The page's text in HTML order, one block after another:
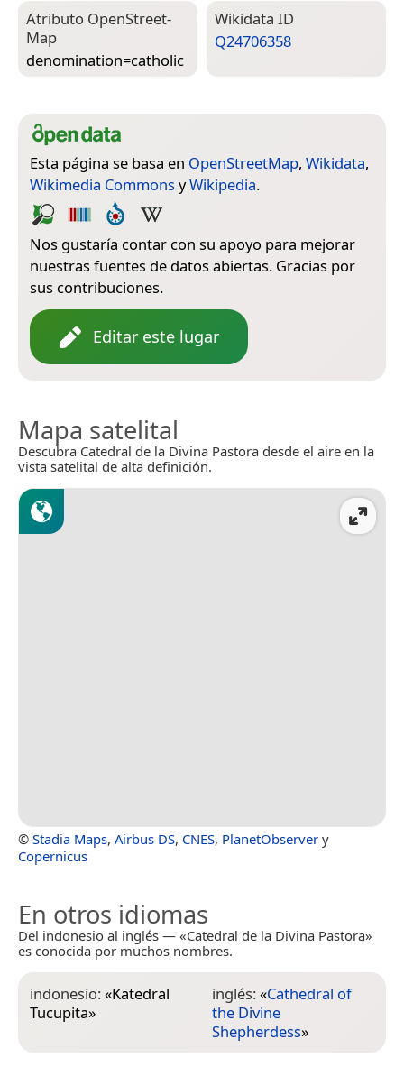
Atributo Open­Street­
Map
denomination=­catholic
Wiki­data ID
Q24706358
Esta página se basa en OpenStreetMap, Wikidata,
Wikimedia Commons yWikipedia.
Nos gustaría contar con su apoyo para mejorar
nuestras fuentes de datos abiertas. Gracias por
sus contribuciones.
Editar este lugar
Mapa satelital
Descubra Catedral de la Divina Pastora desde el aire en la
vista satelital de alta definición.
© Stadia Maps, Airbus DS, CNES, PlanetObserver y
Copernicus
En otros idiomas
Del indonesio al inglés — «Catedral de la Divina Pastora»
es conocida por muchos nombres.
indonesio:«Katedral
Tucupita»
inglés:«Cathedral of
the Divine
Shepherdess»